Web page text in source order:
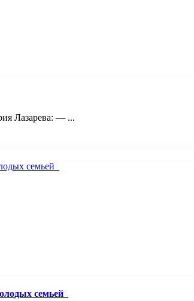
Лазарева: — ...
семьей